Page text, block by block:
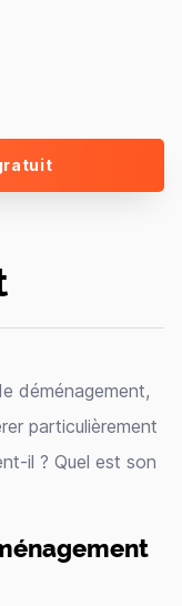
déménagement,
particulièrement
il ? Quel est son